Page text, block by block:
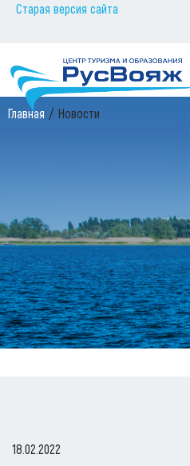
Старая версия сайта
Главная Новости
18.02.2022